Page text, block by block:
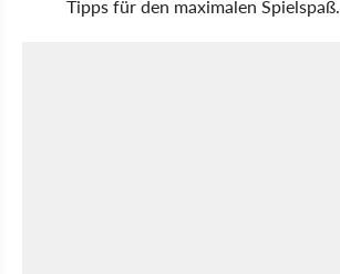
Tipps für den maximalen Spielspaß.